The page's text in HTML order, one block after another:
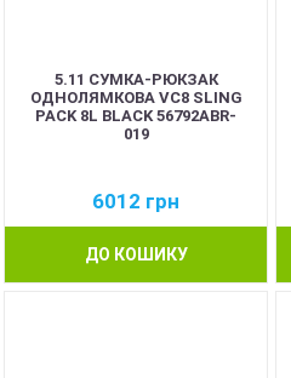
5.11 СУМКА-РЮКЗАК
ОДНОЛЯМКОВА VC8 SLING
PACK 8L BLACK 56792ABR-
019
6012 грн
ДО КОШИКУ